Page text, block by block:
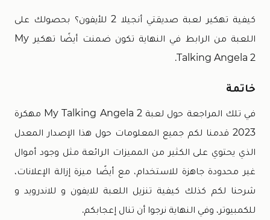
كيفية تهكير لعبة صديقتي أنجيلا 2 للأيفون؟ بحصولك على
اللعبة من الرابط في النهاية تكون ضمنت أيضًا تهكير My
Talking Angela 2.
خاتمة
في تلك المراجعة حول لعبة My Talking Angela 2 مهكرة
2023 قدمنا لكم جميع المعلومات حول هذا الإصدار المعدل
الذي يحتوي على الكثير من المميزات الرائعة مثل وجود أموال
غير محدودة جاهزة للاستخدام، مع أيضًا ميزة إزالة الإعلانات،
شرحنا لكم كذلك كيفية تنزيل اللعبة للايفون و للاندرويد و
للكمبيوتر، وفي النهاية نرجوا أن تنال إعجابكم.